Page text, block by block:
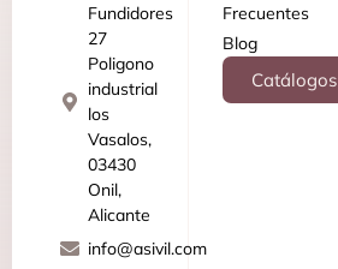
Fundidores
27
Poligono
industrial
los
Vasalos,
03430
Onil,
Alicante
info@asivil.com
Frecuentes
Blog
Catálogos